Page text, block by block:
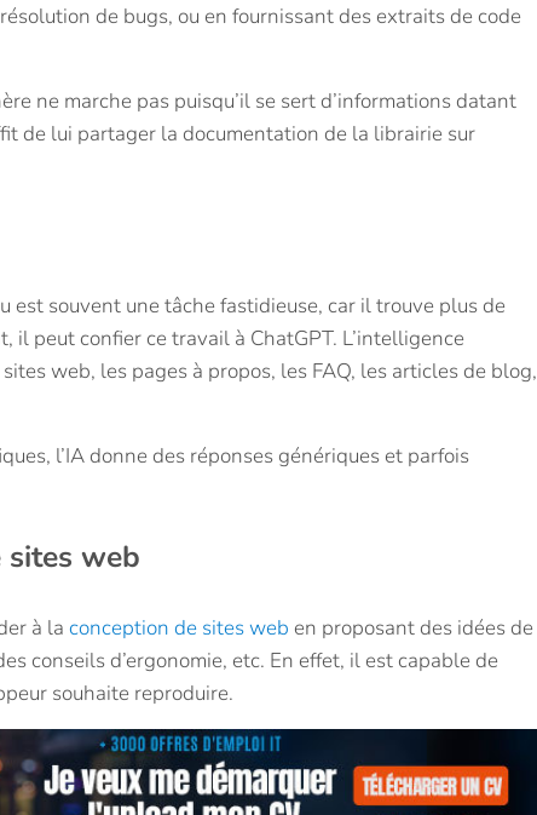
de bugs, ou en fournissant des extraits de code
ne marche pas puisqu’il se sert d’informations datant
de lui partager la documentation de la librairie sur
est souvent une tâche fastidieuse, car il trouve plus de
il peut confier ce travail à ChatGPT. L’intelligence
web, les pages à propos, les FAQ, les articles de blog,
l’IA donne des réponses génériques et parfois
sites web
à la conception de sites web en proposant des idées de
conseils d’ergonomie, etc. En effet, il est capable de
souhaite reproduire.